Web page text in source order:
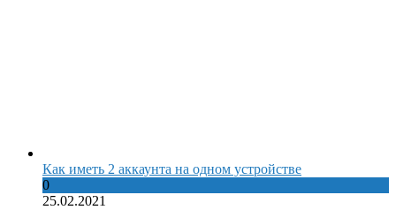
Как иметь 2 аккаунта на одном устройстве
0
25.02.2021